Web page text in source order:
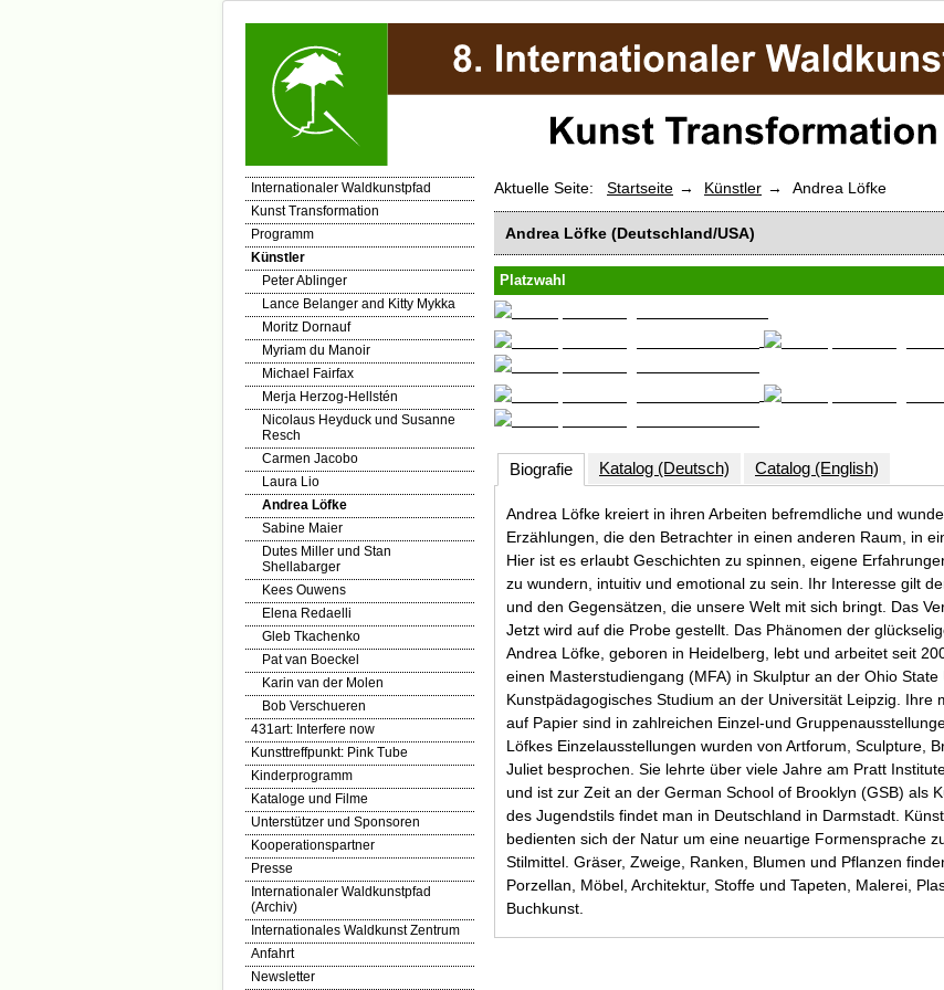
Internationaler Waldkunstpfad
Kunst Transformation
Programm
Künstler
Peter Ablinger
Lance Belanger and Kitty Mykka
Moritz Dornauf
Myriam du Manoir
Michael Fairfax
Merja Herzog-Hellstén
Nicolaus Heyduck und Susanne
Resch
Carmen Jacobo
Laura Lio
Andrea Löfke
Sabine Maier
Dutes Miller und Stan
Shellabarger
Kees Ouwens
Elena Redaelli
Gleb Tkachenko
Pat van Boeckel
Karin van der Molen
Bob Verschueren
431art: Interfere now
Kunsttreffpunkt: Pink Tube
Kinderprogramm
Kataloge und Filme
Unterstützer und Sponsoren
Kooperationspartner
Presse
Internationaler Waldkunstpfad
(Archiv)
Internationales Waldkunst Zentrum
Anfahrt
Newsletter
Aktuelle Seite: Startseite Künstler Andrea Löfke
Andrea Löfke (Deutschland/USA)
Platzwahl
Biografie Katalog (Deutsch) Catalog (English)
Andrea Löfke kreiert in ihren Arbeiten befremdliche und
Erzählungen, die den Betrachter in einen anderen Raum, in
Hier ist es erlaubt Geschichten zu spinnen, eigene
zu wundern, intuitiv und emotional zu sein. Ihr Interesse gilt
und den Gegensätzen, die unsere Welt mit sich bringt. Das
Jetzt wird auf die Probe gestellt. Das Phänomen der
Andrea Löfke, geboren in Heidelberg, lebt und arbeitet seit
einen Masterstudiengang (MFA) in Skulptur an der Ohio
Kunstpädagogisches Studium an der Universität Leipzig. Ihre
auf Papier sind in zahlreichen Einzel-und
Löfkes Einzelausstellungen wurden von Artforum, Sculpture,
Juliet besprochen. Sie lehrte über viele Jahre am Pratt
und ist zur Zeit an der German School of Brooklyn (GSB) als
des Jugendstils findet man in Deutschland in Darmstadt.
bedienten sich der Natur um eine neuartige Formensprache
Stilmittel. Gräser, Zweige, Ranken, Blumen und Pflanzen
Porzellan, Möbel, Architektur, Stoffe und Tapeten, Malerei,
Buchkunst.